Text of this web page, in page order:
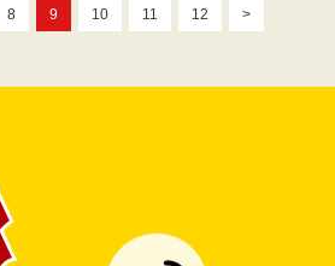
8 9 10 11 12 >